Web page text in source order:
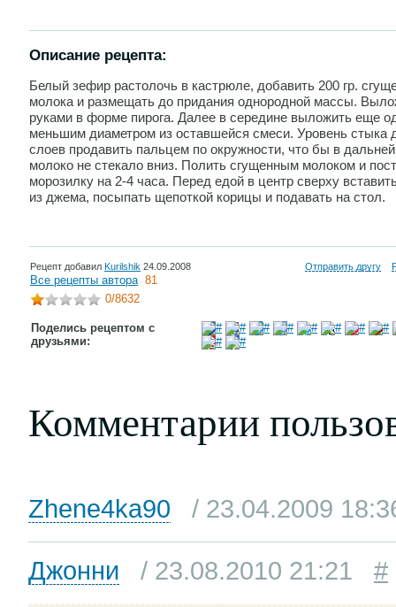
Описание рецепта:
Белый зефир растолочь в кастрюле, добавить 200 гр.
молока и размещать до придания однородной массы.
руками в форме пирога. Далее в середине выложить еще
меньшим диаметром из оставшейся смеси. Уровень стыка
слоев продавить пальцем по окружности, что бы в
молоко не стекало вниз. Полить сгущенным молоком и
морозилку на 2-4 часа. Перед едой в центр сверху
из джема, посыпать щепоткой корицы и подавать на стол.
Рецепт добавил Kurilshik 24.09.2008 Отправить другу
Все рецепты автора 81
0/8632
Поделись рецептом с
друзьями:
Комментарии
Zhene4ka90 / 23.04.2009
Джонни / 23.08.2010 21:21 #